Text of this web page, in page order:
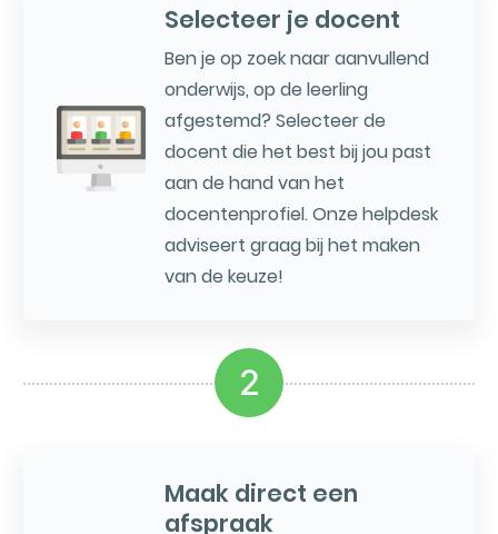
Selecteer je docent
Ben je op zoek naar aanvullend
onderwijs, op de leerling
afgestemd? Selecteer de
docent die het best bij jou past
aan de hand van het
docentenprofiel. Onze helpdesk
adviseert graag bij het maken
van de keuze!
2
Maak direct een
afspraak